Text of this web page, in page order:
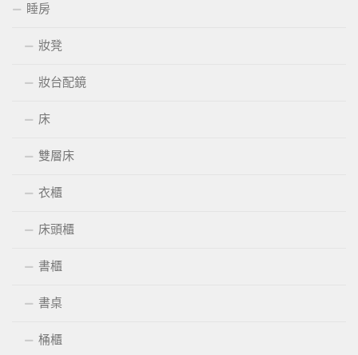
睡房
妝凳
妝台配鏡
床
雙層床
衣櫃
床頭櫃
書櫃
書桌
桶櫃